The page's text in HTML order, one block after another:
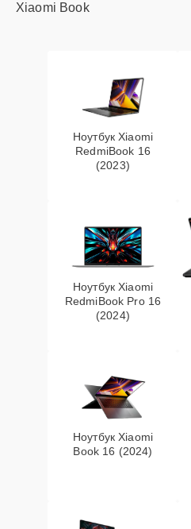
Xiaomi Book
Ноутбук Xiaomi
RedmiBook 16
(2023)
Ноутбук Xiaomi
RedmiBook Pro 16
(2024)
Ноутбук Xiaomi
Book 16 (2024)